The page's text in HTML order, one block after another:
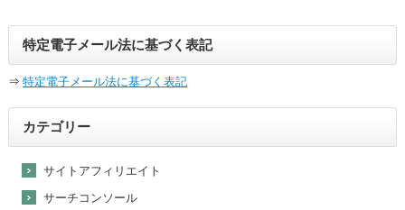
特定電子メール法に基づく表記
⇒ 特定電子メール法に基づく表記
カテゴリー
サイトアフィリエイト
サーチコンソール